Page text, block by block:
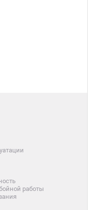
работы